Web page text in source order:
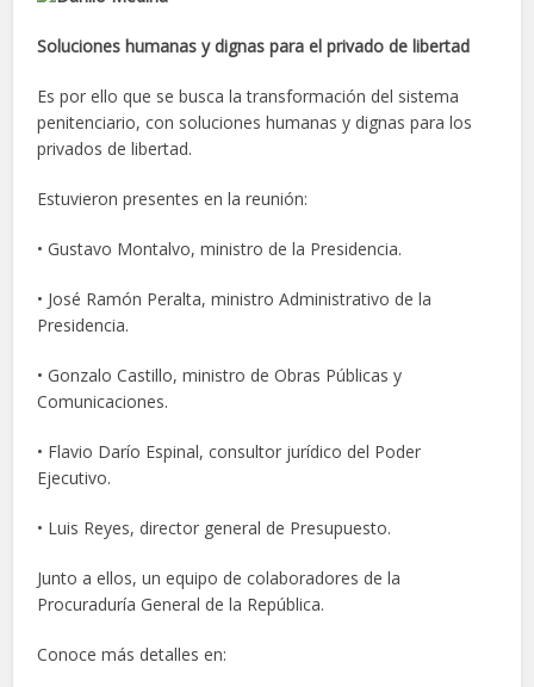
Soluciones humanas y dignas para el privado de libertad
Es por ello que se busca la transformación del sistema
penitenciario, con soluciones humanas y dignas para los
privados de libertad.
Estuvieron presentes en la reunión:
• Gustavo Montalvo, ministro de la Presidencia.
• José Ramón Peralta, ministro Administrativo de la
Presidencia.
• Gonzalo Castillo, ministro de Obras Públicas y
Comunicaciones.
• Flavio Darío Espinal, consultor jurídico del Poder
Ejecutivo.
• Luis Reyes, director general de Presupuesto.
Junto a ellos, un equipo de colaboradores de la
Procuraduría General de la República.
Conoce más detalles en: